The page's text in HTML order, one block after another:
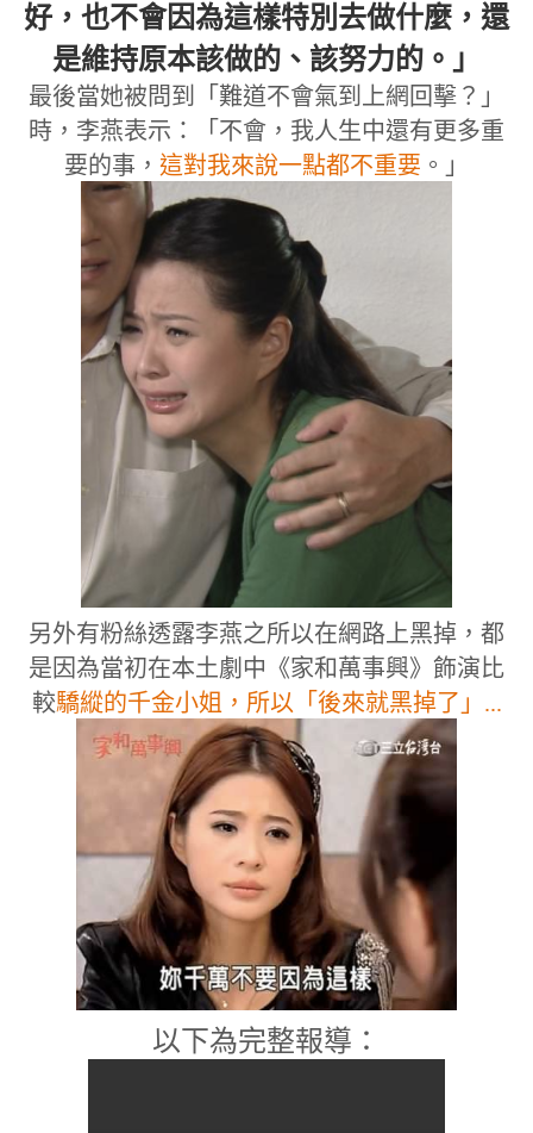
好，也不會因為這樣特別去做什麼，還
是維持原本該做的、該努力的。」
最後當她被問到「難道不會氣到上網回擊？」
時，李燕表示：「不會，我人生中還有更多重
要的事， 這對我來說一點都不重要 。」
另外有粉絲透露李燕之所以在網路上黑掉，都
是因為當初在本土劇中《家和萬事興》飾演比
較驕縱的千金小姐，所以「後來就黑掉了」...
以下為完整報導：